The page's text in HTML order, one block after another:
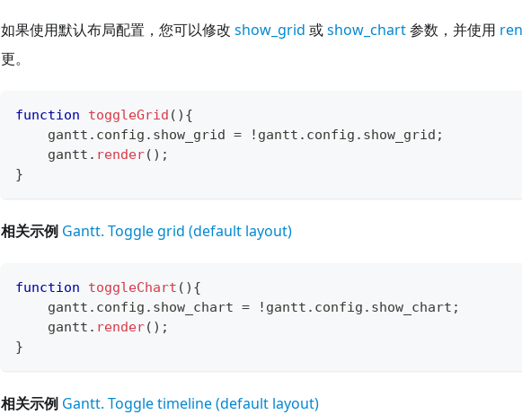
如果使用默认布局配置，您可以修改 show_grid 或show_chart参数，并使用
更。
function toggleGrid ( ) {
    gantt
. config . show_grid = ! gantt . config . show_grid ;
    gantt
. render( ) ;
}
相关示例 Gantt. Toggle grid (default layout)
function toggleChart ( ) {
    gantt
. config . show_chart = ! gantt . config . show_chart ;
    gantt
. render( ) ;
}
相关示例 Gantt. Toggle timeline (default layout)